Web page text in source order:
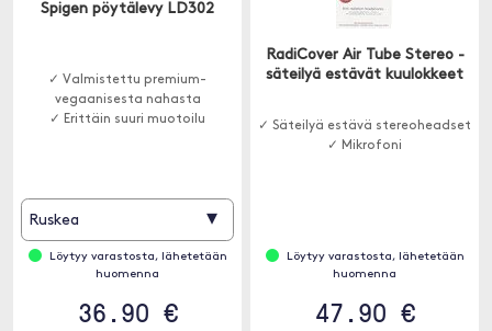
Spigen pöytälevy LD302
✓ Valmistettu premium-
vegaanisesta nahasta
✓ Erittäin suuri muotoilu
Ruskea ▾
Löytyy varastosta, lähetetään
huomenna
36.90 €
RadiCover Air Tube Stereo -
säteilyä estävät kuulokkeet
✓ Säteilyä estävä stereoheadset
✓ Mikrofoni
Löytyy varastosta, lähetetään
huomenna
47.90 €